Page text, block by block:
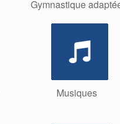
Gymnastique
Musiques